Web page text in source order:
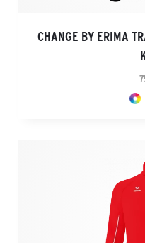
CHANGE BY ERIMA